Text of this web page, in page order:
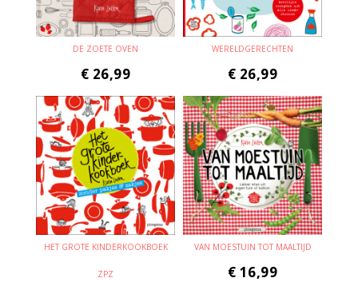
DE ZOETE OVEN
€ 26,99
WERELDGERECHTEN
€ 26,99
HET GROTE KINDERKOOKBOEK
ZPZ
VAN MOESTUIN TOT MAALTIJD
€ 16,99